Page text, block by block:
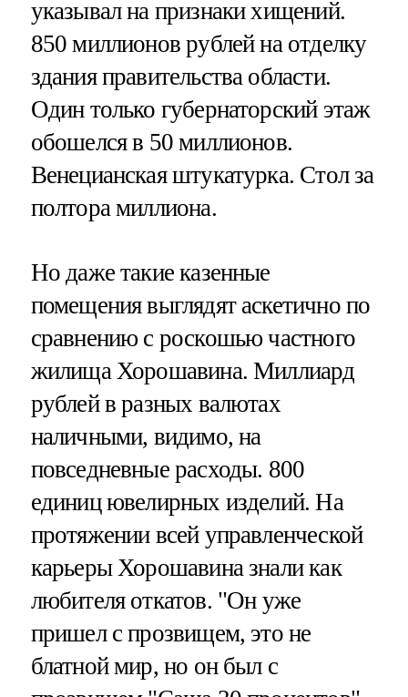
указывал на признаки хищений.
850 миллионов рублей на отделку
здания правительства области.
Один только губернаторский этаж
обошелся в 50 миллионов.
Венецианская штукатурка. Стол за
полтора миллиона.
Но даже такие казенные
помещения выглядят аскетично по
сравнению с роскошью частного
жилища Хорошавина. Миллиард
рублей в разных валютах
наличными, видимо, на
повседневные расходы. 800
единиц ювелирных изделий. На
протяжении всей управленческой
карьеры Хорошавина знали как
любителя откатов. "Он уже
пришел с прозвищем, это не
блатной мир, но он был с